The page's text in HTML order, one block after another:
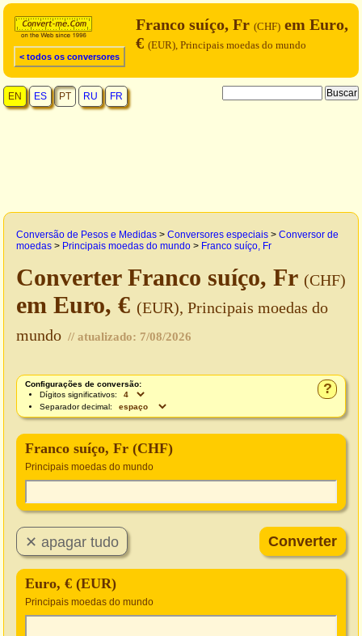
< todos os conversores
Franco suíço, Fr (CHF) em Euro,
€ (EUR), Principais moedas do mundo
EN ES PT RU FR
Conversão de Pesos e Medidas > Conversores especiais > Conversor de
moedas > Principais moedas do mundo > Franco suíço, Fr
Converter Franco suíço, Fr (CHF)
em Euro, € (EUR), Principais moedas do
mundo // atualizado: 7/08/2026
?
Configurações de conversão:
Dígitos significativos:
Separador decimal:
Franco suíço, Fr (CHF)
Principais moedas do mundo
Euro, € (EUR)
Principais moedas do mundo